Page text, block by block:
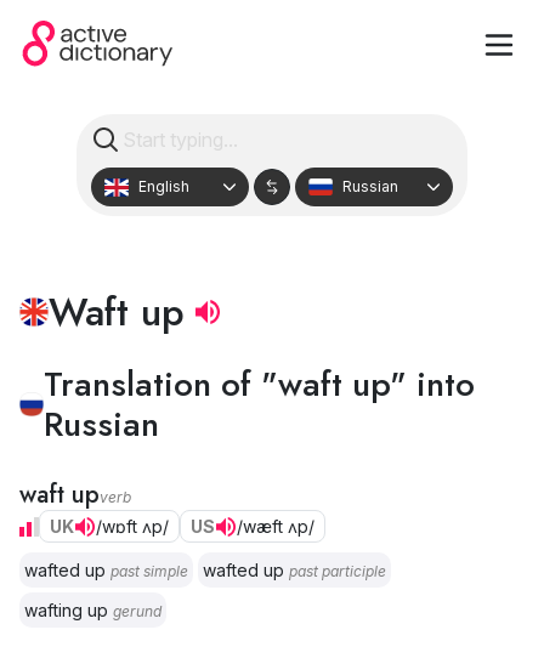
English Russian
Waft up
Translation of "waft up" into
Russian
waft upverb
UK /wɒft ʌp/ US /wæft ʌp/
wafted up past simple wafted up past participle
wafting up gerund